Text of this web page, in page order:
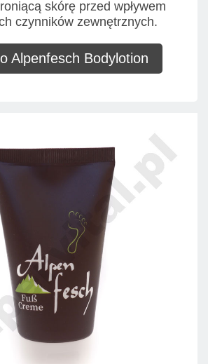
skórę przed wpływem
czynników zewnętrznych.
Alpenfesch Bodylotion